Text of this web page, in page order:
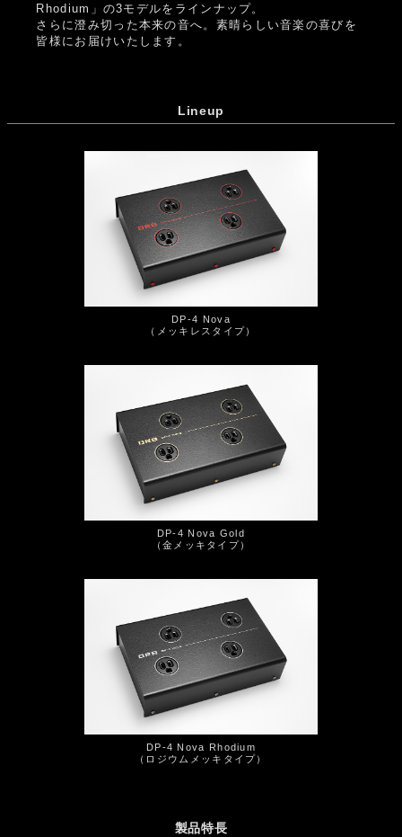
Rhodium」の3モデルをラインナップ。
さらに澄み切った本来の音へ。素晴らしい音楽の喜びを
皆様にお届けいたします。
Lineup
DP-4 Nova
（メッキレスタイプ）
DP-4 Nova Gold
（金メッキタイプ）
DP-4 Nova Rhodium
（ロジウムメッキタイプ）
製品特長